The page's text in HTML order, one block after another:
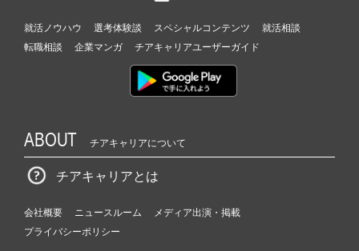
就活ノウハウ 選考体験談 スペシャルコンテンツ
就活相談
転職相談
企業マンガ チアキャリアユーザーガイド
ABOUT チアキャリアについて
チアキャリアとは
会社概要 ニュースルーム
メディア出演・掲載
プライバシーポリシー